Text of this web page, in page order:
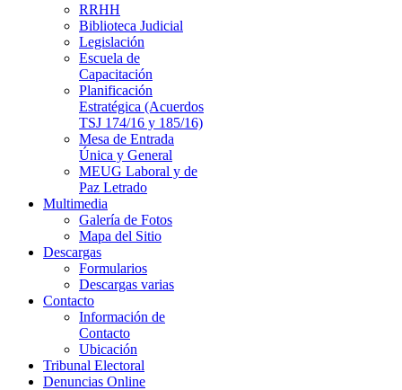
RRHH
Biblioteca Judicial
Legislación
Escuela de
Capacitación
Planificación
Estratégica (Acuerdos
TSJ 174/16 y 185/16)
Mesa de Entrada
Única y General
MEUG Laboral y de
Paz Letrado
Multimedia
Galería de Fotos
Mapa del Sitio
Descargas
Formularios
Descargas varias
Contacto
Información de
Contacto
Ubicación
Tribunal Electoral
Denuncias Online